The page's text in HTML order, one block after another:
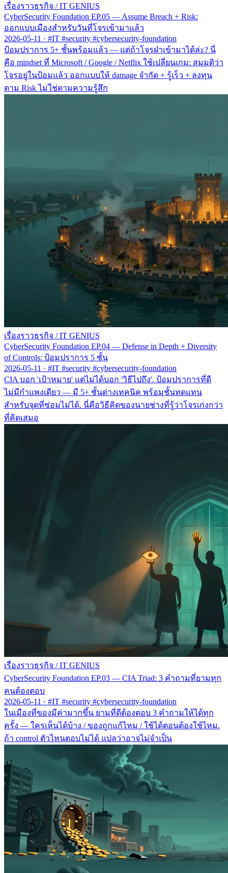
เรื่องราวธุรกิจ / IT GENIUS
CyberSecurity Foundation EP.05 — Assume Breach + Risk:
ออกแบบเมืองสำหรับวันที่โจรเข้ามาแล้ว
2026-05-11 · #IT #security #cybersecurity-foundation
ป้อมปราการ 5+ ชั้นพร้อมแล้ว — แต่ถ้าโจรฝ่าเข้ามาได้ล่ะ? นี่
คือ mindset ที่ Microsoft / Google / Netflix ใช้เปลี่ยนเกม: สมมติว่า
โจรอยู่ในป้อมแล้ว ออกแบบให้ damage จำกัด + รู้เร็ว + ลงทุน
ตาม Risk ไม่ใช่ตามความรู้สึก
เรื่องราวธุรกิจ / IT GENIUS
CyberSecurity Foundation EP.04 — Defense in Depth + Diversity
of Controls: ป้อมปราการ 5 ชั้น
2026-05-11 · #IT #security #cybersecurity-foundation
CIA บอก 'เป้าหมาย' แต่ไม่ได้บอก 'วิธีไปถึง'. ป้อมปราการที่ดี
ไม่มีกำแพงเดียว — มี 5+ ชั้นต่างเทคนิค พร้อมชั้นทดแทน
สำหรับจุดที่ซ่อมไม่ได้. นี่คือวิธีคิดของนายช่างที่รู้ว่าโจรเก่งกว่า
ที่คิดเสมอ
เรื่องราวธุรกิจ / IT GENIUS
CyberSecurity Foundation EP.03 — CIA Triad: 3 คำถามที่ยามทุก
คนต้องตอบ
2026-05-11 · #IT #security #cybersecurity-foundation
ในเมืองที่ของมีค่ามากขึ้น ยามที่ดีต้องตอบ 3 คำถามให้ได้ทุก
ครั้ง — ใครเห็นได้บ้าง / ของถูกแก้ไหม / ใช้ได้ตอนต้องใช้ไหม.
ถ้า control ตัวไหนตอบไม่ได้ แปลว่าอาจไม่จำเป็น